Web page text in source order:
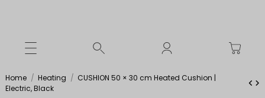
Home Heating
CUSHION 50 × 30 cm Heated Cushion |
Electric, Black